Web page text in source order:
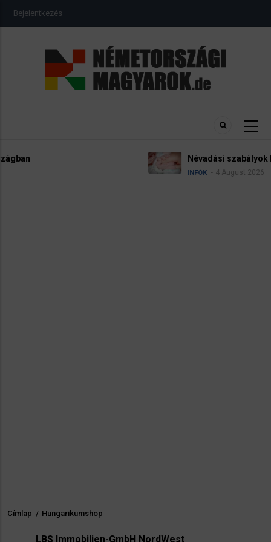
USER
ACCOUNT
Bejelentkezés
Névadási szabályok Németországban
4 August 2026
Morzsa
Címlap / Hungarikumshop
LBS Immobilien-GmbH NordWest